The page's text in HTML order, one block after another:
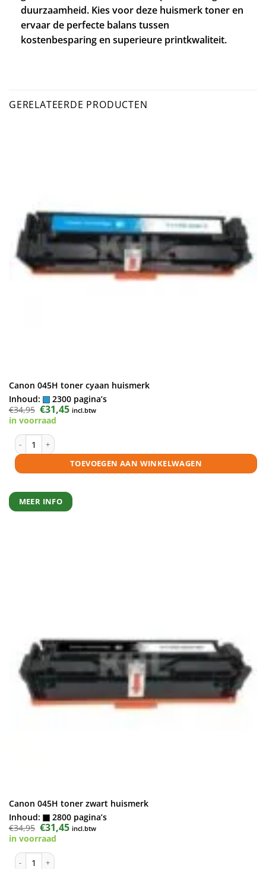
duurzaamheid. Kies voor deze huismerk toner en
ervaar de perfecte balans tussen
kostenbesparing en superieure printkwaliteit.
GERELATEERDE PRODUCTEN
Canon 045H toner cyaan huismerk
Inhoud:
2300 pagina’s
€34,95 Oorspronkelijke
prijs
was:
€31,45Huidige
prijs
incl.btw
in voorraad
Canon 045H toner cyaan huismerk aantal
TOEVOEGEN AAN WINKELWAGEN
MEER INFO
Canon 045H toner zwart huismerk
Inhoud:
2800 pagina’s
€34,95 Oorspronkelijke
prijs
was:
€31,45Huidige
prijs
incl.btw
in voorraad
Canon 045H toner zwart huismerk aantal